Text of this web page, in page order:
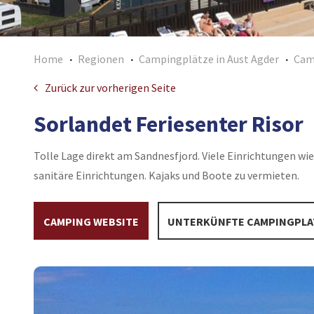
Home Regionen Campingplätze in Aust Agder
Zurück zur vorherigen Seite
Sorlandet Feriesenter Risor
Tolle Lage direkt am Sandnesfjord. Viele Einrichtungen
sanitäre Einrichtungen. Kajaks und Boote zu vermieten.
CAMPING WEBSITE UNTERKÜNFTE